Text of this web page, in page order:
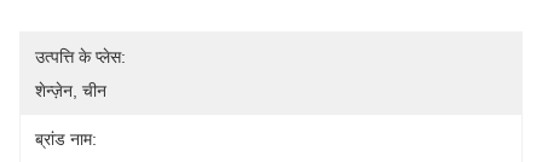
उत्पत्ति के प्लेस:
शेन्ज़ेन, चीन
ब्रांड नाम: